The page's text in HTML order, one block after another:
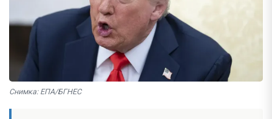
Снимка: ЕПА/БГНЕС